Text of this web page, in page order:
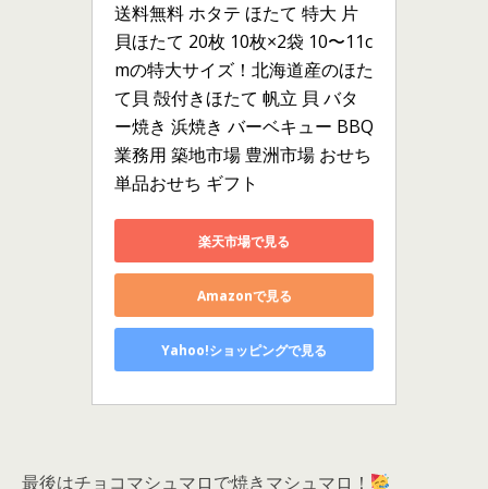
送料無料 ホタテ ほたて 特大 片
貝ほたて 20枚 10枚×2袋 10〜11c
mの特大サイズ！北海道産のほた
て貝 殻付きほたて 帆立 貝 バタ
ー焼き 浜焼き バーベキュー BBQ
業務用 築地市場 豊洲市場 おせち
単品おせち ギフト
楽天市場で見る
Amazonで見る
Yahoo!ショッピングで見る
最後はチョコマシュマロで焼きマシュマロ！